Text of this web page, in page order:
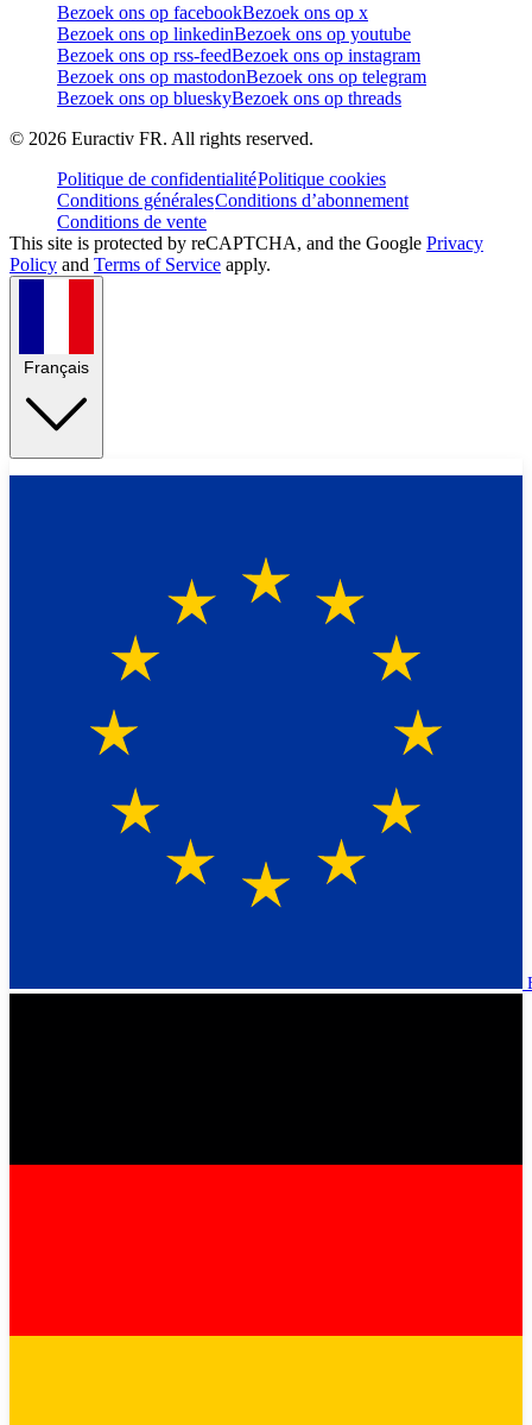
Bezoek ons op facebookBezoek ons op x
Bezoek ons op linkedinBezoek ons op youtube
Bezoek ons op rss-feedBezoek ons op instagram
Bezoek ons op mastodonBezoek ons op telegram
Bezoek ons op blueskyBezoek ons op threads
© 2026 Euractiv FR. All rights reserved.
Politique de confidentialitéPolitique cookies
Conditions généralesConditions d’abonnement
Conditions de vente
This site is protected by reCAPTCHA, and the Google Privacy
Policy and Terms of Service apply.
Français